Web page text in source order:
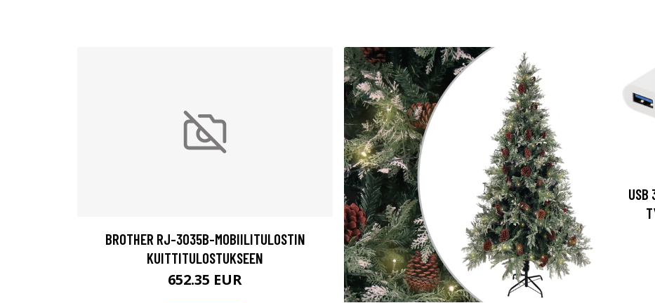
BROTHER RJ-3035B-MOBIILITULOSTIN
KUITTITULOSTUKSEEN
652.35 EUR
USB